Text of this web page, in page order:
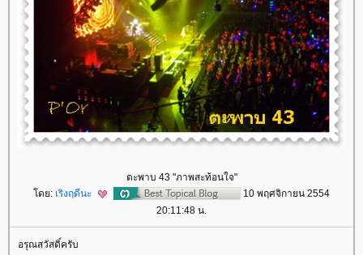
ตะพาบ 43 "ภาพสะท้อนใจ"
ดย: เริงฤดีนะ
10 พฤศจิกายน 2554
20:11:48 น.
อรุณสวัสดิ์ครับ